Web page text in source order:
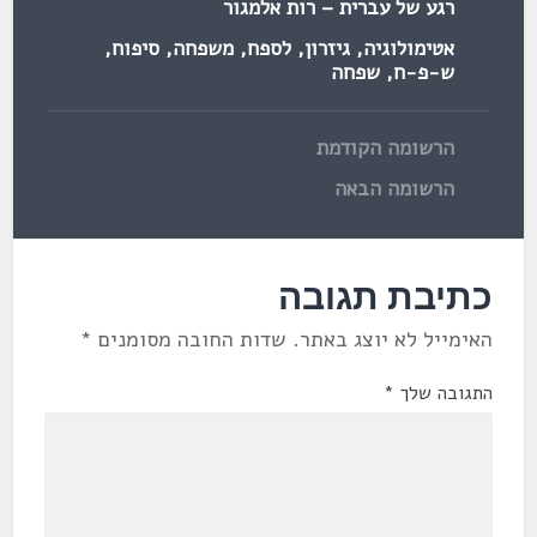
רגע של עברית – רות אלמגור
אטימולוגיה,גיזרון,לספח,משפחה,סיפוח,
ש-פ-ח,שפחה
הרשומה הקודמת
הרשומה הבאה
כתיבת תגובה
האימייל לא יוצג באתר. שדות החובה מסומנים *
התגובה שלך *